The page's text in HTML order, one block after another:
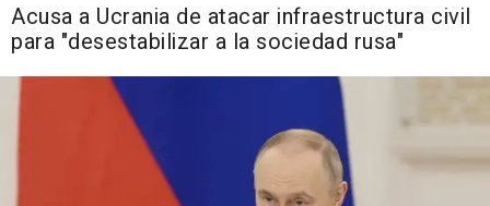
Acusa a Ucrania de atacar infraestructura civil
para "desestabilizar a la sociedad rusa"